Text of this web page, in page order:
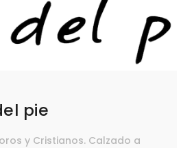
pie
y Cristianos. Calzado a